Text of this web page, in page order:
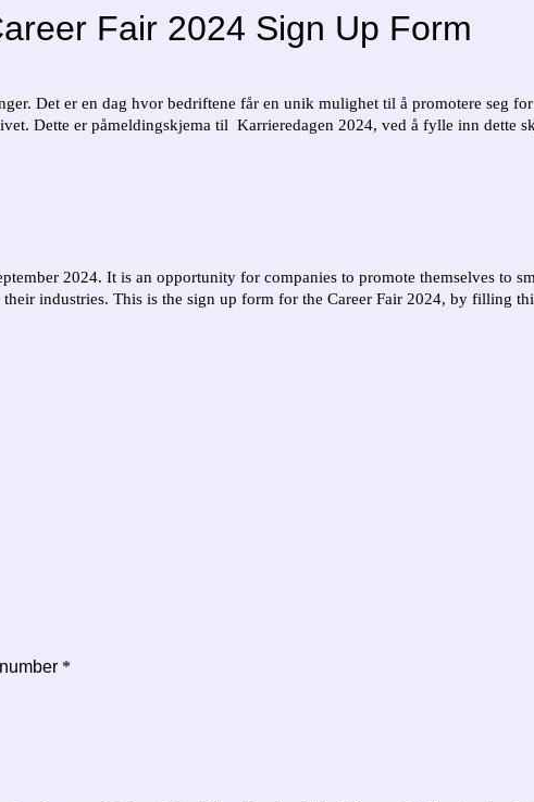
Fair 2024 Sign Up Form
Det er en dag hvor bedriftene får en unik mulighet til å promotere seg
Dette er påmeldingskjema til Karrieredagen 2024, ved å fylle inn dette
2024. It is an opportunity for companies to promote themselves to
industries. This is the sign up form for the Career Fair 2024, by filling
*